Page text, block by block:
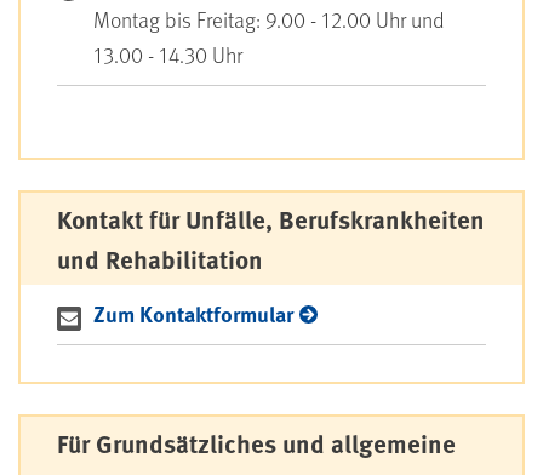
Montag bis Freitag: 9.00 - 12.00 Uhr und
13.00 - 14.30 Uhr
Kontakt für Unfälle, Berufskrankheiten
und Rehabilitation
Zum Kontaktformular
Für Grundsätzliches und allgemeine